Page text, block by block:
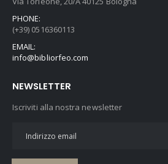
PHONE:
(+39) 0516360113
EMAIL:
info@bibliorfeo.com
NEWSLETTER
Iscriviti alla nostra newsletter